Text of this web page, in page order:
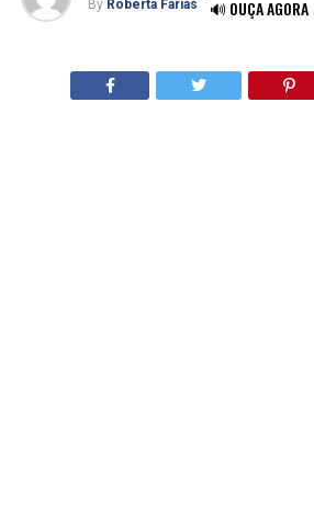
🔊 OUÇA AGORA
By Roberta Farias